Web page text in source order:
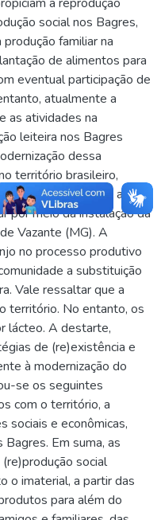
social nos Bagres,
familiar na
de alimentos para
eventual participação de
atualmente a
as atividades na
leiteira nos Bagres
dessa
território brasileiro,
período tem-se a
por meio da instalação da
Vazante (MG). A
no processo produtivo
a substituição
Vale ressaltar que a
território. No entanto, os
lácteo. A destarte,
de (re)existência e
à modernização do
se os seguintes
com o território, a
sociais e econômicas,
Em suma, as
social
o imaterial, a partir das
para além do